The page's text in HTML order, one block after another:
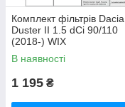
Комплект фільтрів Dacia
Duster II 1.5 dCi 90/110
(2018-) WIX
В наявності
1 195 ₴